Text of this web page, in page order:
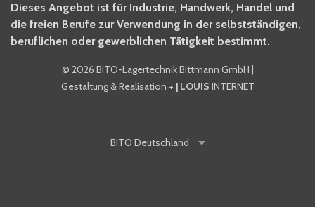
BITO Newsletter Fachwissen
Intralogistiker anmelden.
Ja, ich möchte mich für den
BITO Shop-Newsletter
Dieses Angebot ist für Industrie, Handwerk, Handel und
die freien Berufe zur Verwendung in der selbstständigen,
beruflichen oder gewerblichen Tätigkeit bestimmt.
© 2026 BITO-Lagertechnik Bittmann GmbH |
Gestaltung & Realisation + | LOUIS INTERNET
BITO Deutschland